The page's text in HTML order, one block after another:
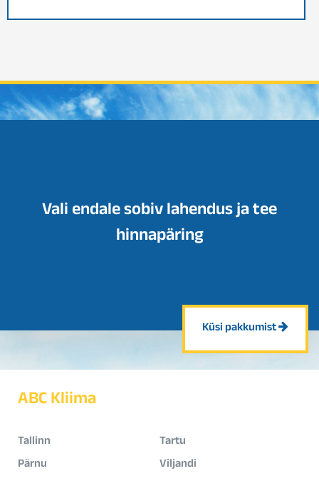
Vali endale sobiv lahendus ja tee
hinnapäring
Küsi pakkumist
ABC Kliima
Tallinn
Tartu
Pärnu
Viljandi